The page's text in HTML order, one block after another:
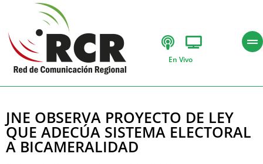
En Vivo
JNE OBSERVA PROYECTO DE LEY
QUE ADECÚA SISTEMA ELECTORAL
A BICAMERALIDAD